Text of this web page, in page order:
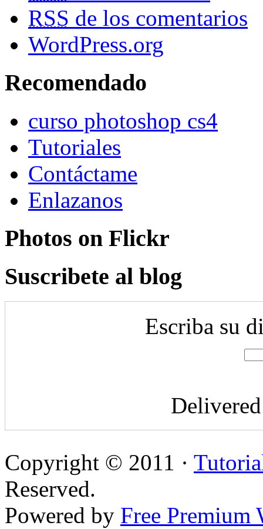
RSS de los comentarios
WordPress.org
Recomendado
curso photoshop cs4
Tutoriales
Contáctame
Enlazanos
Photos on Flickr
Suscribete al blog
Escriba su
Copyright © 2011 ·
Reserved.
Powered by Free Premium